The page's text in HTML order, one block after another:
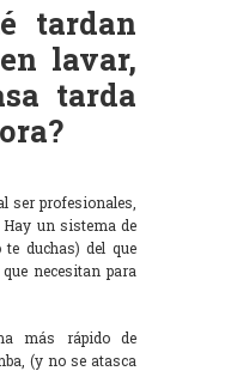
tardan
lavar,
tarda
ser profesionales,
Hay un sistema de
te duchas) del que
necesitan para
más rápido de
(y no se atasca